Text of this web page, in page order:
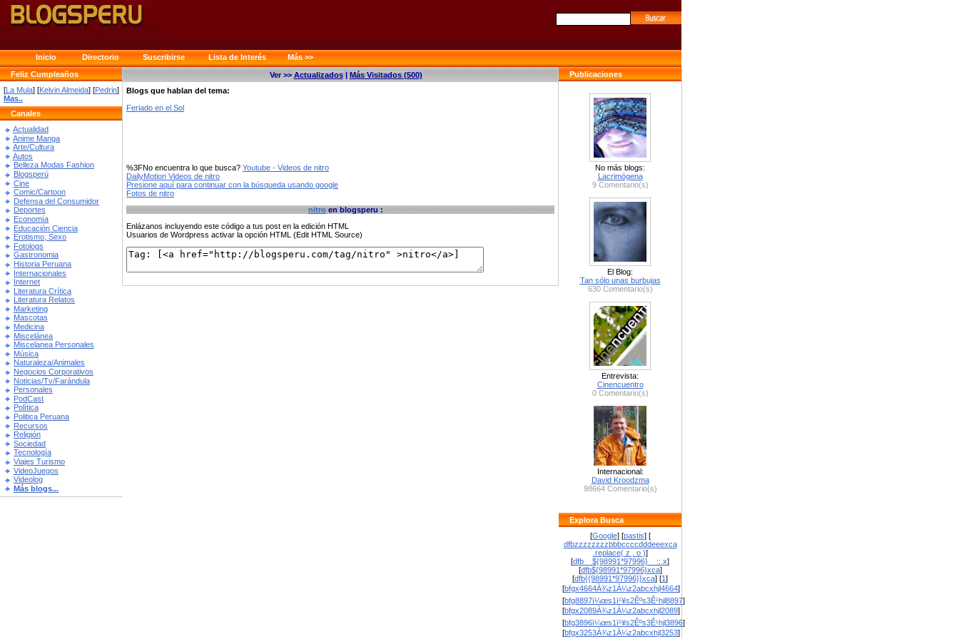
Inicio Directorio Suscribirse Lista de Interés
Más >>
Feliz Cumpleaños
[La Mula] [Kelvin Almeida] [Pedrin]
Mas..
Canales
Actualidad
Anime Manga
Arte/Cultura
Autos
Belleza Modas Fashion
Blogsperú
Cine
Comic/Cartoon
Defensa del Consumidor
Deportes
Economía
Educación Ciencia
Erotismo, Sexo
Fotologs
Gastronomia
Historia Peruana
Internacionales
Internet
Literatura Crítica
Literatura Relatos
Marketing
Mascotas
Medicina
Miscelánea
Miscelanea Personales
Música
Naturaleza/Animales
Negocios Corporativos
Noticias/Tv/Farándula
Personales
PodCast
Política
Politica Peruana
Recursos
Religión
Sociedad
Tecnología
Viajes Turismo
VideoJuegos
Videolog
Más blogs...
Publicaciones
No más blogs:
Lacrimógena
9 Comentario(s)
El Blog:
Tan sólo unas burbujas
630 Comentario(s)
Entrevista:
Cinencuentro
0 Comentario(s)
Internacional:
David Kroodzma
98664 Comentario(s)
Explora Busca
[Google] [pastis] [
dfbzzzzzzzzbbbccccdddeeexca
.replace( z , o )]
[dfb__${98991*97996}__::.x]
[dfb${98991*97996}xca]
[dfb{{98991*97996}}xca] [1]
[bfgx4664À¾z1À¼z2abcxhjl4664]
[bfg8897ï¼œs1ï¹¥s2Êºs3Ê¹hjl8897]
[bfgx2089À¾z1À¼z2abcxhjl2089]
[bfg3896ï¼œs1ï¹¥s2Êºs3Ê¹hjl3896]
[bfgx3253À¾z1À¼z2abcxhjl3253]
Ver >> Actualizados| Más Visitados (500)
Blogs que hablan del tema:
Feriado en el Sol
%3FNo encuentra lo que busca? Youtube - Videos de nitro
DailyMotion Videos de nitro
Presione aquí para continuar con la búsqueda usando google
Fotos de nitro
nitro en blogsperu :
Enlázanos incluyendo este código a tus post en la edición HTML
Usuarios de Wordpress activar la opción HTML (Edit HTML Source)